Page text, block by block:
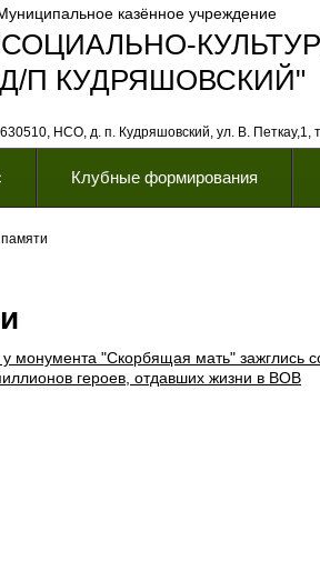
630510, НСО, д. п. Кудряшовский, ул. В. Петкау,1,
казённое учреждение
Д/П КУДРЯШОВСКИЙ"
Клубные формирования
монумента "Скорбящая мать" зажглись
героев, отдавших жизни в ВОВ